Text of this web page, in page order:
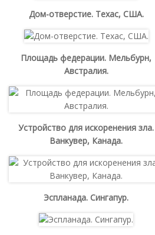
Дом-отверстие. Техас, США.
Площадь федерации. Мельбурн,
Австралия.
Устройство для искоренения зла.
Ванкувер, Канада.
Эспланада. Сингапур.